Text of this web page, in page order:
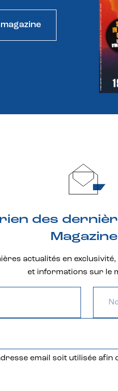
des
Magazine
actualités en
et informations sur le
email soit utilisée